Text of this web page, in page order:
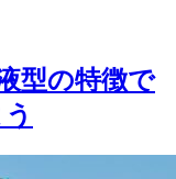
型の特徴で